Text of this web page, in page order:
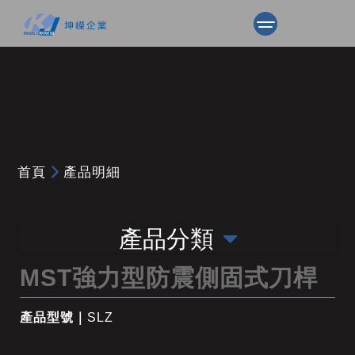
首頁 產品明細
產品分類
MST強力型防震側固式刀桿
產品型號｜ SLZ